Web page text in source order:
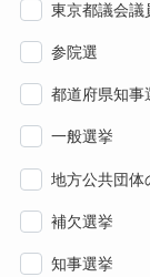
東京都議会議
参院選
都道府県知事
一般選挙
地方公共団体
補欠選挙
知事選挙